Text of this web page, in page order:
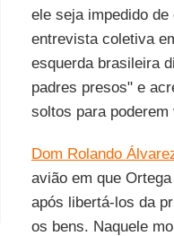
ele seja impedido
entrevista coletiva
esquerda brasileira
padres presos" e
soltos para
Dom Rolando
avião em que
após libertá-los da
os bens. Naquele